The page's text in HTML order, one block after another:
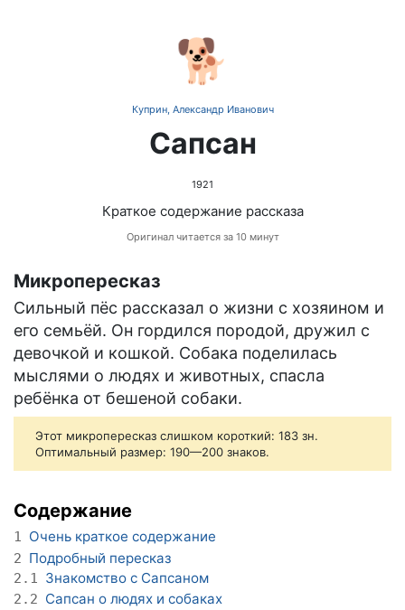
🐕
Куприн, Александр Иванович
Сапсан
1921
Краткое содержание рассказа
Оригинал читается за 10 минут
Микропересказ
Сильный пёс рассказал о жизни с хозяином и
его семьёй. Он гордился породой, дружил с
девочкой и кошкой. Собака поделилась
мыслями о людях и животных, спасла
ребёнка от бешеной собаки.
Этот микропересказ слишком короткий: 183 зн.
Оптимальный размер: 190—200 знаков.
Содержание
1 Очень краткое содержание
2 Подробный пересказ
2.1 Знакомство с Сапсаном
2.2 Сапсан о людях и собаках